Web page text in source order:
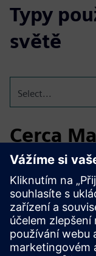
Typy
světě
Select...
Cerca
design
senzoru
Cerca Magnetics,
magnetických
Emixa, aby zlepšila